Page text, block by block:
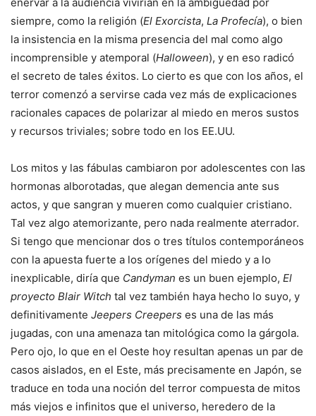
siempre, como la religión (El Exorcista, La Profecía), o bien
la insistencia en la misma presencia del mal como algo
incomprensible y atemporal (Halloween), y en eso radicó
el secreto de tales éxitos. Lo cierto es que con los años, el
terror comenzó a servirse cada vez más de explicaciones
racionales capaces de polarizar al miedo en meros sustos
y recursos triviales; sobre todo en los EE.UU.
Los mitos y las fábulas cambiaron por adolescentes con las
hormonas alborotadas, que alegan demencia ante sus
actos, y que sangran y mueren como cualquier cristiano.
Tal vez algo atemorizante, pero nada realmente aterrador.
Si tengo que mencionar dos o tres títulos contemporáneos
con la apuesta fuerte a los orígenes del miedo y a lo
inexplicable, diría que Candyman es un buen ejemplo, El
proyecto Blair Witch tal vez también haya hecho lo suyo, y
definitivamente Jeepers Creepers es una de las más
jugadas, con una amenaza tan mitológica como la gárgola.
Pero ojo, lo que en el Oeste hoy resultan apenas un par de
casos aislados, en el Este, más precisamente en Japón, se
traduce en toda una noción del terror compuesta de mitos
más viejos e infinitos que el universo, heredero de la